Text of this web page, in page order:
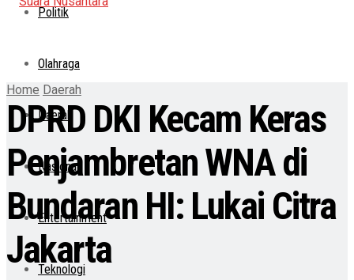
Politik
Olahraga
Daerah
Nasional
Entertainment
Teknologi
Home Daerah
DPRD DKI Kecam Keras
Penjambretan WNA di
Bundaran HI: Lukai Citra
Jakarta